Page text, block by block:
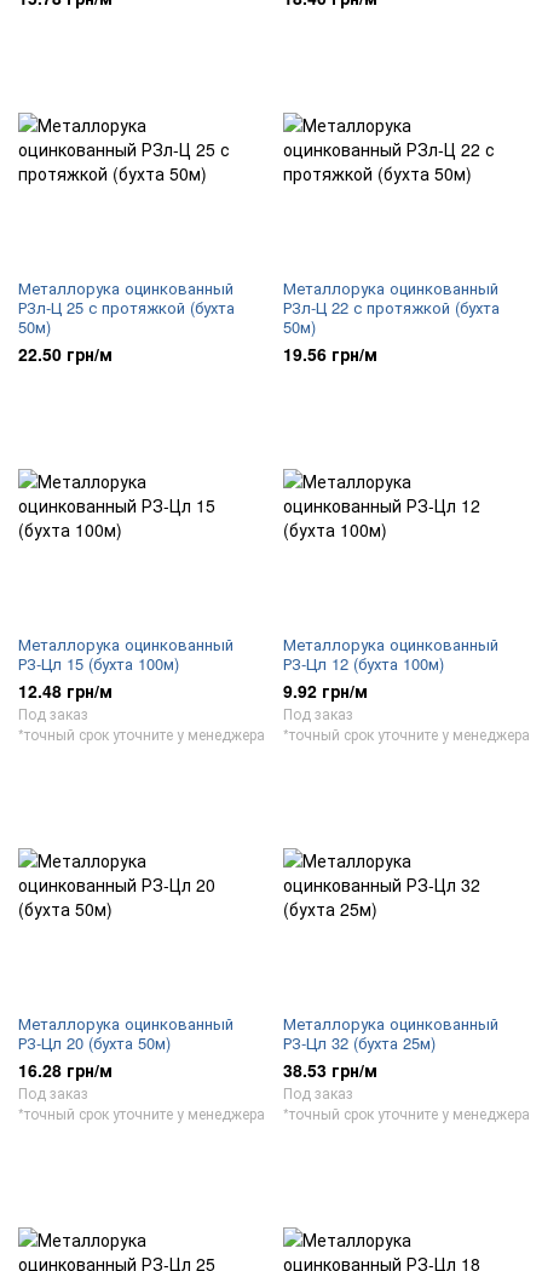
Металлорука оцинкованный
РЗл-Ц 25 с протяжкой (бухта
50м)
22.50 грн/м
Металлорука оцинкованный
РЗл-Ц 22 с протяжкой (бухта
50м)
19.56 грн/м
Металлорука оцинкованный
РЗ-Цл 15 (бухта 100м)
12.48 грн/м
Под заказ
*точный срок уточните у менеджера
Металлорука оцинкованный
РЗ-Цл 12 (бухта 100м)
9.92 грн/м
Под заказ
*точный срок уточните у менеджера
Металлорука оцинкованный
РЗ-Цл 20 (бухта 50м)
16.28 грн/м
Под заказ
*точный срок уточните у менеджера
Металлорука оцинкованный
РЗ-Цл 32 (бухта 25м)
38.53 грн/м
Под заказ
*точный срок уточните у менеджера